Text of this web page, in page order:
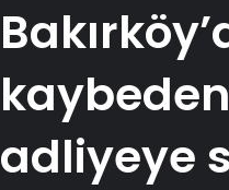
adliyeye